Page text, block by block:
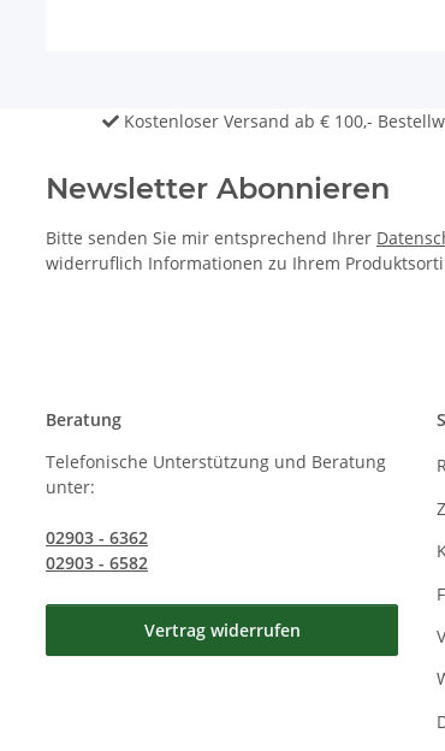
Kostenloser Versand ab € 100,-
Newsletter Abonnieren
Bitte senden Sie mir entsprechend Ihrer
widerruflich Informationen zu Ihrem
Beratung
Telefonische Unterstützung und Beratung
unter:
02903 - 6362
02903 - 6582
Vertrag widerrufen